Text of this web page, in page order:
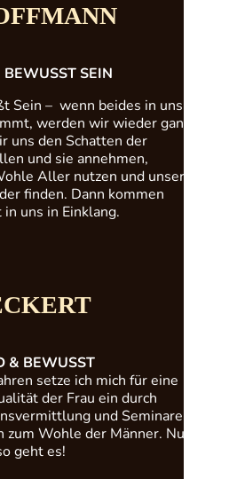
SEIN
Sein – wenn beides in uns
werden wir wieder ganz
uns den Schatten der
und sie annehmen,
Aller nutzen und unsere
finden. Dann kommen
uns in Einklang.
& BEWUSST
setze ich mich für eine
der Frau ein durch
und Seminare.
zum Wohle der Männer. Nur
geht es!